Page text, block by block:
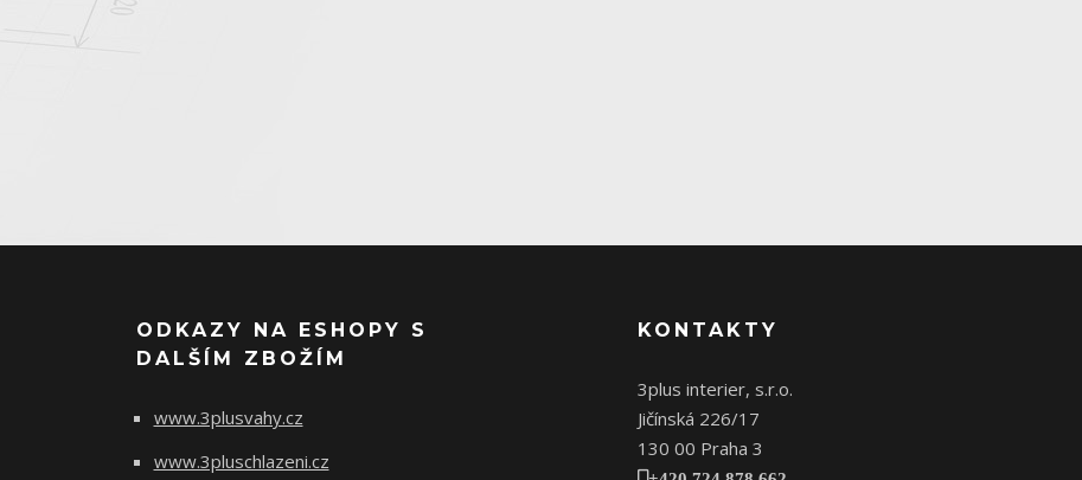
ODKAZY NA ESHOPY S
DALŠÍM ZBOŽÍM
www.3plusvahy.cz
www.3pluschlazeni.cz
KONTAKTY
3plus interier, s.r.o.
Jičínská 226/17
130 00 Praha 3